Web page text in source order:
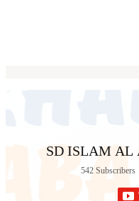
SD ISLAM AL
542 Subscribers